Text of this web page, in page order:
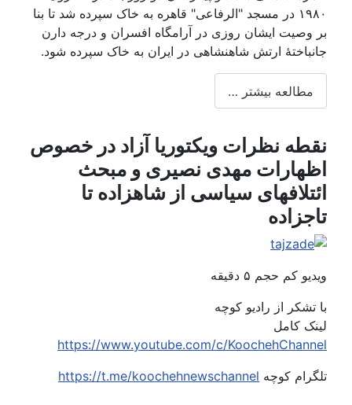
۱۹۸۰ در مسجد "الرفاعی" قاهره به خاک سپرده شد تا بنا
ایشان روزی در آرامگاه افسران و درجه دارن
ارتش شاهنشاهی در ایران به خاک سپرده شود.
بیشتر …
نظرات ویکتوریا آزاد در خصوص
مهدی نصیری و مبحث
سیاسی از شاهزاده تا
کم حجم ۵ دقیقه
از رادیو کوچه
کامل
https://www.youtube.com/c/
کوچهhttps://t.me/koochehnewschannel